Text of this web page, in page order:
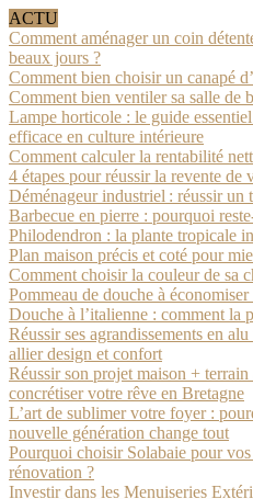
ACTU
Comment aménager un coin
beaux jours ?
Comment bien choisir un canapé
Comment bien ventiler sa salle de
Lampe horticole : le guide
efficace en culture intérieure
Comment calculer la rentabilité
4 étapes pour réussir la revente
Déménageur industriel : réussir un
Barbecue en pierre : pourquoi
Philodendron : la plante tropicale
Plan maison précis et coté pour
Comment choisir la couleur de sa
Pommeau de douche à
Douche à l’italienne : comment la
Réussir ses agrandissements en
allier design et confort
Réussir son projet maison +
concrétiser votre rêve en Bretagne
L’art de sublimer votre foyer :
nouvelle génération change tout
Pourquoi choisir Solabaie pour
rénovation ?
Investir dans les Menuiseries